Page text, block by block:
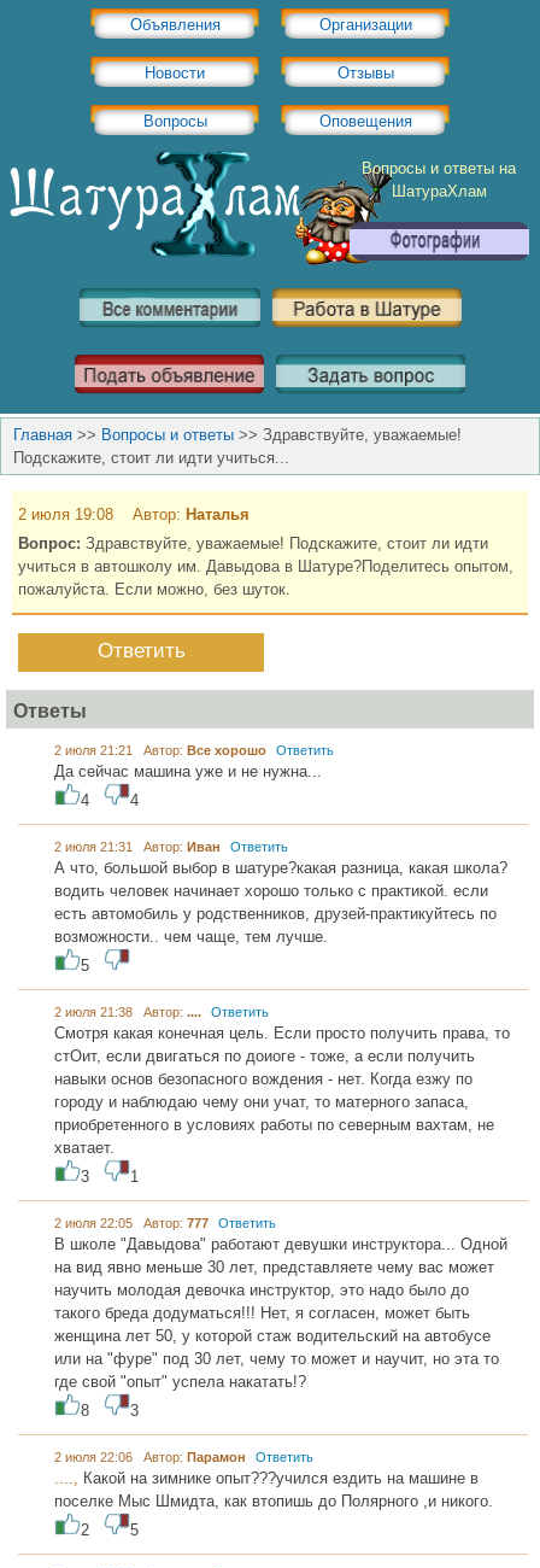
Объявления Организации
Новости Отзывы
Вопросы Оповещения
Вопросы и ответы на
ШатураХлам
Главная >> Вопросы и ответы >> Здравствуйте, уважаемые!
Подскажите, стоит ли идти учиться...
2 июля 19:08 Автор: Наталья
Вопрос: Здравствуйте, уважаемые! Подскажите, стоит ли идти
учиться в автошколу им. Давыдова в Шатуре?Поделитесь опытом,
пожалуйста. Если можно, без шуток.
Ответить
Ответы
2 июля 21:21 Автор: Все хорошо Ответить
Да сейчас машина уже и не нужна...
4
4
2 июля 21:31 Автор: Иван Ответить
А что, большой выбор в шатуре?какая разница, какая школа?
водить человек начинает хорошо только с практикой. если
есть автомобиль у родственников, друзей-практикуйтесь по
возможности.. чем чаще, тем лучше.
5
2 июля 21:38 Автор: .... Ответить
Смотря какая конечная цель. Если просто получить права, то
стОит, если двигаться по доиоге - тоже, а если получить
навыки основ безопасного вождения - нет. Когда езжу по
городу и наблюдаю чему они учат, то матерного запаса,
приобретенного в условиях работы по северным вахтам, не
хватает.
3
1
2 июля 22:05 Автор: 777 Ответить
В школе "Давыдова" работают девушки инструктора... Одной
на вид явно меньше 30 лет, представляете чему вас может
научить молодая девочка инструктор, это надо было до
такого бреда додуматься!!! Нет, я согласен, может быть
женщина лет 50, у которой стаж водительский на автобусе
или на "фуре" под 30 лет, чему то может и научит, но эта то
где свой "опыт" успела накатать!?
8
3
2 июля 22:06 Автор: Парамон Ответить
...., Какой на зимнике опыт???учился ездить на машине в
поселке Мыс Шмидта, как втопишь до Полярного ,и никого.
2
5